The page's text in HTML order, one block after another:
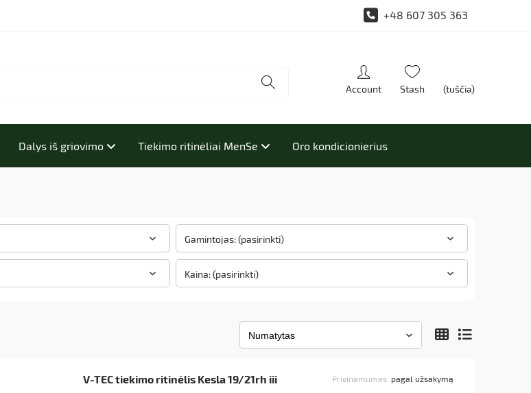
+48 607 305 363
(tuščia)
Dalys iš griovimo Tiekimo ritinėliai MenSe Oro kondicionierius
Gamintojas: (pasirinkti)
Kaina: (pasirinkti)
V-TEC tiekimo ritinėlis Kesla 19/21rh iii Prieinamumas: pagal užsakymą